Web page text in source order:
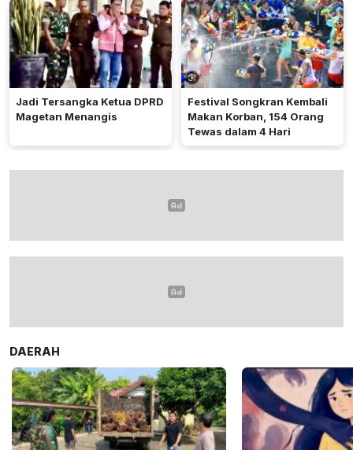
Jadi Tersangka Ketua DPRD
Magetan Menangis
Festival Songkran Kembali
Makan Korban, 154 Orang
Tewas dalam 4 Hari
DAERAH